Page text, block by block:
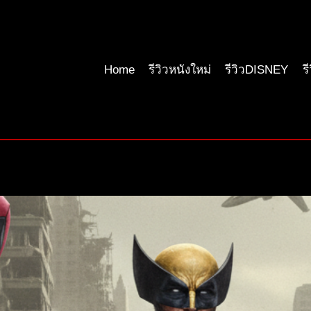
Home
รีวิวหนังใหม่ รีวิวDISNEY